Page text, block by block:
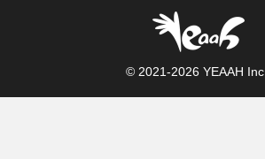
© 2021-2026 YEAAH Inc,.